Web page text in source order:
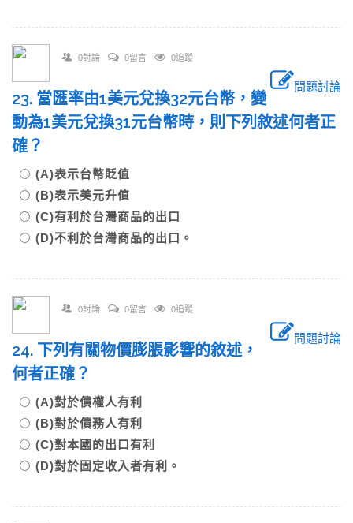
0討論 0留言 0追蹤
問題討論
23. 當匯率由1美元兌換32元台幣，變
動為1美元兌換31元台幣時，則下列敘述何者正
確？
(A)表示台幣貶值
(B)表示美元升值
(C)有利於台灣商品的出口
(D)不利於台灣商品的出口。
0討論 0留言 0追蹤
問題討論
24. 下列有關物價膨脹影響的敘述，
何者正確？
(A)對於債權人有利
(B)對於債務人有利
(C)對本國的出口有利
(D)對於固定收入者有利。